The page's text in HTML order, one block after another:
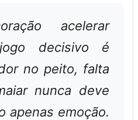
acelerar
decisivo é
no peito, falta
nunca deve
apenas emoção.